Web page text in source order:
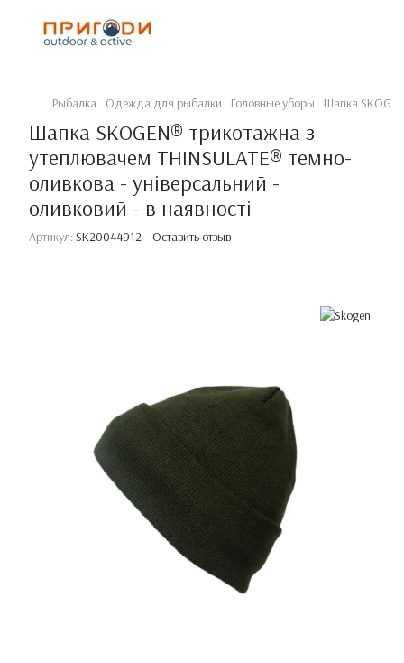
Рыбалка Одежда для рыбалки Головные уборы Шапка
Шапка SKOGEN® трикотажна з
утеплювачем THINSULATE® темно-
оливкова - універсальний -
оливковий - в наявності
Артикул: SK20044912 Оставить отзыв